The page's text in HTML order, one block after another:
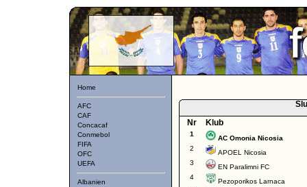
Home
AFC
CAF
Concacaf
Conmebol
FIFA
OFC
UEFA
Albanien
Nr
Klub
1
AC Omonia Nicosia
2
APOEL Nicosia
3
EN Paralimni FC
4
Pezoporikos Larnaca